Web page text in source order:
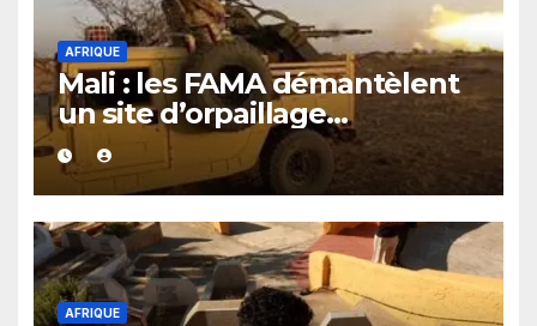
AFRIQUE
Mali : les FAMA démantèlent
un site d’orpaillage
clandestin soupçonné d’être
exploité par le JNIM et le FLA
AFRIQUE